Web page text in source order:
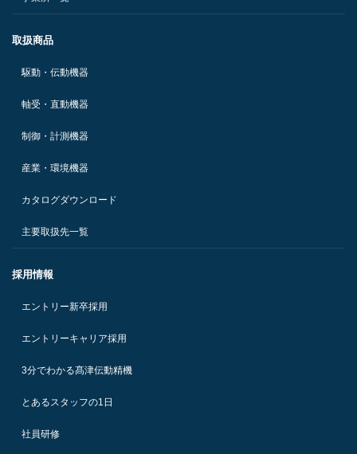
取扱商品
駆動・伝動機器
軸受・直動機器
制御・計測機器
産業・環境機器
カタログダウンロード
主要取扱先一覧
採用情報
エントリー新卒採用
エントリーキャリア採用
3分でわかる髙津伝動精機
とあるスタッフの1日
社員研修